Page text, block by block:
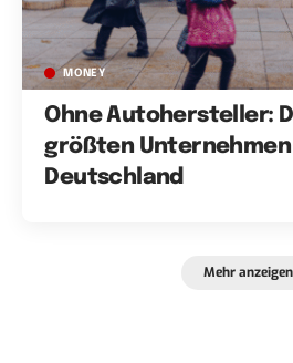
MONEY
Ohne Autohersteller:
größten Unternehmen
Deutschland
Mehr anzeigen